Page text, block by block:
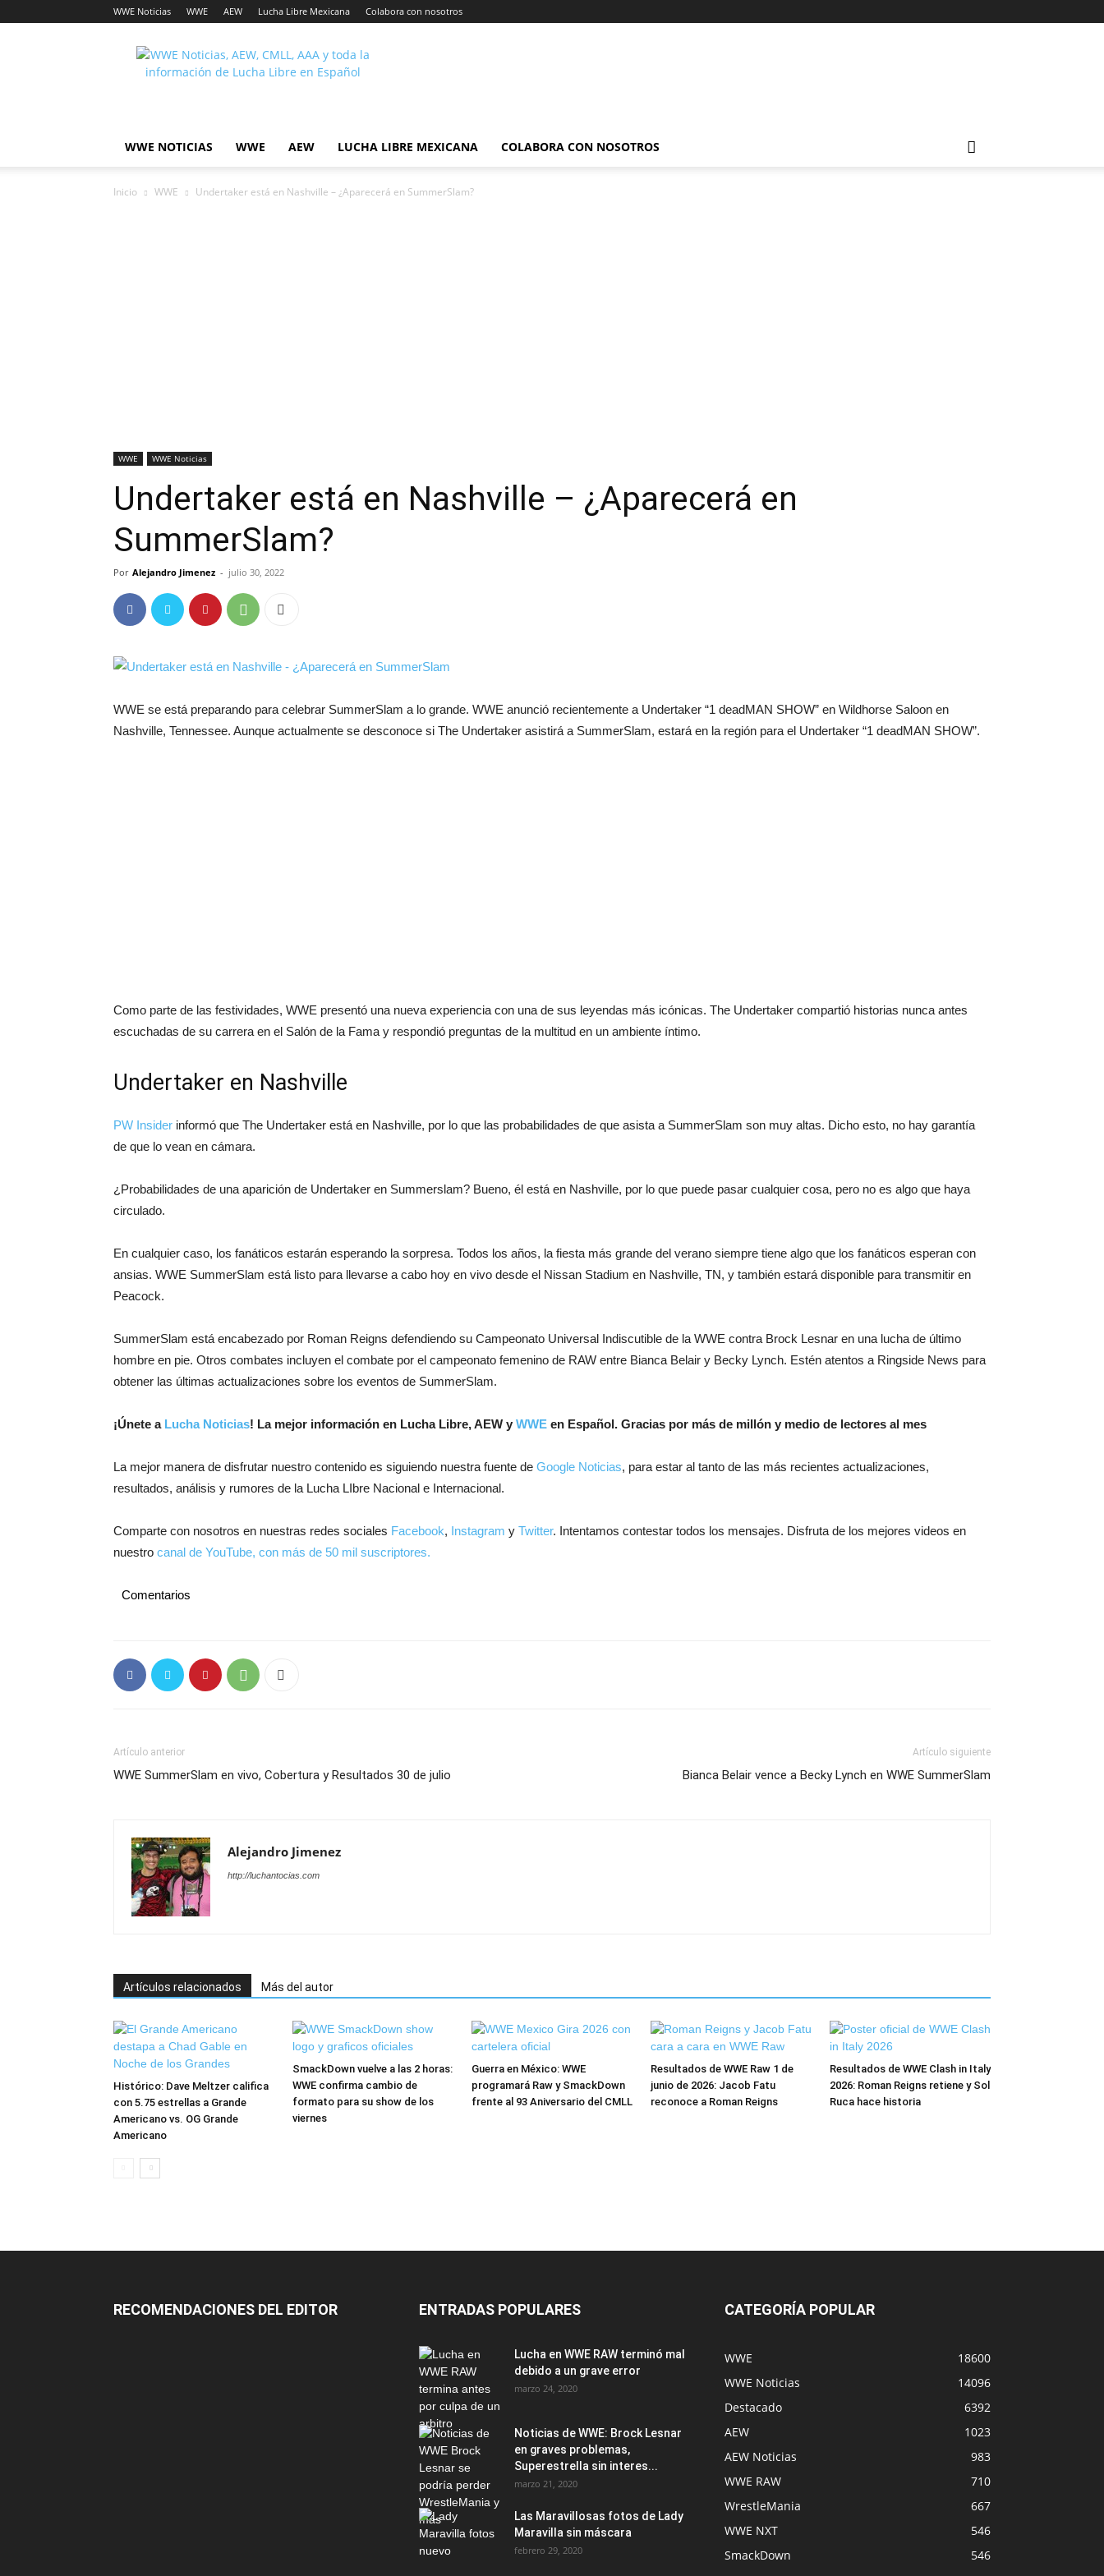
WWE Noticias WWE AEW Lucha Libre Mexicana Colabora con nosotros
Lucha
Noticias
WWE NOTICIAS WWE AEW LUCHA LIBRE MEXICANA COLABORA CON NOSOTROS
Inicio WWE Undertaker está en Nashville – ¿Aparecerá en SummerSlam?
WWE WWE Noticias
Undertaker está en Nashville – ¿Aparecerá en
SummerSlam?
Por Alejandro Jimenez - julio 30, 2022
WWE se está preparando para celebrar SummerSlam a lo grande. WWE anunció recientemente a Undertaker “1 deadMAN SHOW” en Wildhorse Saloon en
Nashville, Tennessee. Aunque actualmente se desconoce si The Undertaker asistirá a SummerSlam, estará en la región para el Undertaker “1 deadMAN SHOW”.
Como parte de las festividades, WWE presentó una nueva experiencia con una de sus leyendas más icónicas. The Undertaker compartió historias nunca antes
escuchadas de su carrera en el Salón de la Fama y respondió preguntas de la multitud en un ambiente íntimo.
Undertaker en Nashville
PW Insider informó que The Undertaker está en Nashville, por lo que las probabilidades de que asista a SummerSlam son muy altas. Dicho esto, no hay garantía
de que lo vean en cámara.
¿Probabilidades de una aparición de Undertaker en Summerslam? Bueno, él está en Nashville, por lo que puede pasar cualquier cosa, pero no es algo que haya
circulado.
En cualquier caso, los fanáticos estarán esperando la sorpresa. Todos los años, la fiesta más grande del verano siempre tiene algo que los fanáticos esperan con
ansias. WWE SummerSlam está listo para llevarse a cabo hoy en vivo desde el Nissan Stadium en Nashville, TN, y también estará disponible para transmitir en
Peacock.
SummerSlam está encabezado por Roman Reigns defendiendo su Campeonato Universal Indiscutible de la WWE contra Brock Lesnar en una lucha de último
hombre en pie. Otros combates incluyen el combate por el campeonato femenino de RAW entre Bianca Belair y Becky Lynch. Estén atentos a Ringside News para
obtener las últimas actualizaciones sobre los eventos de SummerSlam.
¡Únete a Lucha Noticias! La mejor información en Lucha Libre, AEW y WWE en Español. Gracias por más de millón y medio de lectores al mes
La mejor manera de disfrutar nuestro contenido es siguiendo nuestra fuente de Google Noticias, para estar al tanto de las más recientes actualizaciones,
resultados, análisis y rumores de la Lucha LIbre Nacional e Internacional.
Comparte con nosotros en nuestras redes sociales Facebook, Instagram y Twitter. Intentamos contestar todos los mensajes. Disfruta de los mejores videos en
nuestro canal de YouTube, con más de 50 mil suscriptores.
Comentarios
Artículo anterior
WWE SummerSlam en vivo, Cobertura y Resultados 30 de julio
Artículo siguiente
Bianca Belair vence a Becky Lynch en WWE SummerSlam
Alejandro Jimenez
http://luchantocias.com
Artículos relacionados Más del autor
Histórico: Dave Meltzer califica
con 5.75 estrellas a Grande
Americano vs. OG Grande
Americano
SmackDown vuelve a las 2 horas:
WWE confirma cambio de
formato para su show de los
viernes
Guerra en México: WWE
programará Raw y SmackDown
frente al 93 Aniversario del CMLL
Resultados de WWE Raw 1 de
junio de 2026: Jacob Fatu
reconoce a Roman Reigns
Resultados de WWE Clash in Italy
2026: Roman Reigns retiene y Sol
Ruca hace historia
RECOMENDACIONES DEL EDITOR ENTRADAS POPULARES
Lucha en WWE RAW terminó mal
debido a un grave error
marzo 24, 2020
Noticias de WWE: Brock Lesnar
en graves problemas,
Superestrella sin interes...
marzo 21, 2020
Las Maravillosas fotos de Lady
Maravilla sin máscara
febrero 29, 2020
CATEGORÍA POPULAR
WWE
18600
WWE Noticias
14096
Destacado
6392
AEW
1023
AEW Noticias
983
WWE RAW
710
WrestleMania
667
WWE NXT
546
SmackDown
546